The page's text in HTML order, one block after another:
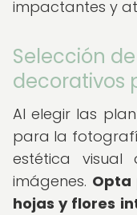
impactantes y
Selección
decorativos
Al elegir las
para la
estética
imágenes. Opta
hojas y flores